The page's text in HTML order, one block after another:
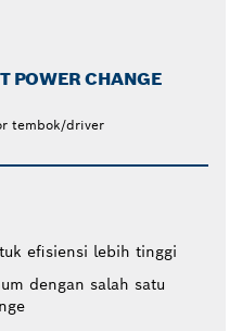
POWER CHANGE
tembok/driver
efisiensi lebih tinggi
dengan salah satu